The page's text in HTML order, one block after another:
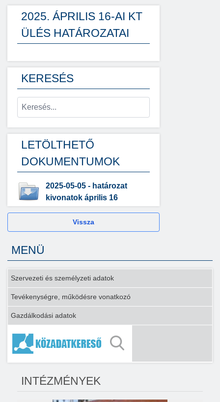
2025. ÁPRILIS 16-AI KT
ÜLÉS HATÁROZATAI
KERESÉS
LETÖLTHETŐ
DOKUMENTUMOK
2025-05-05 - határozat
kivonatok április 16
Vissza
MENÜ
Szervezeti és személyzeti adatok
Tevékenységre, működésre vonatkozó
Gazdálkodási adatok
INTÉZMÉNYEK